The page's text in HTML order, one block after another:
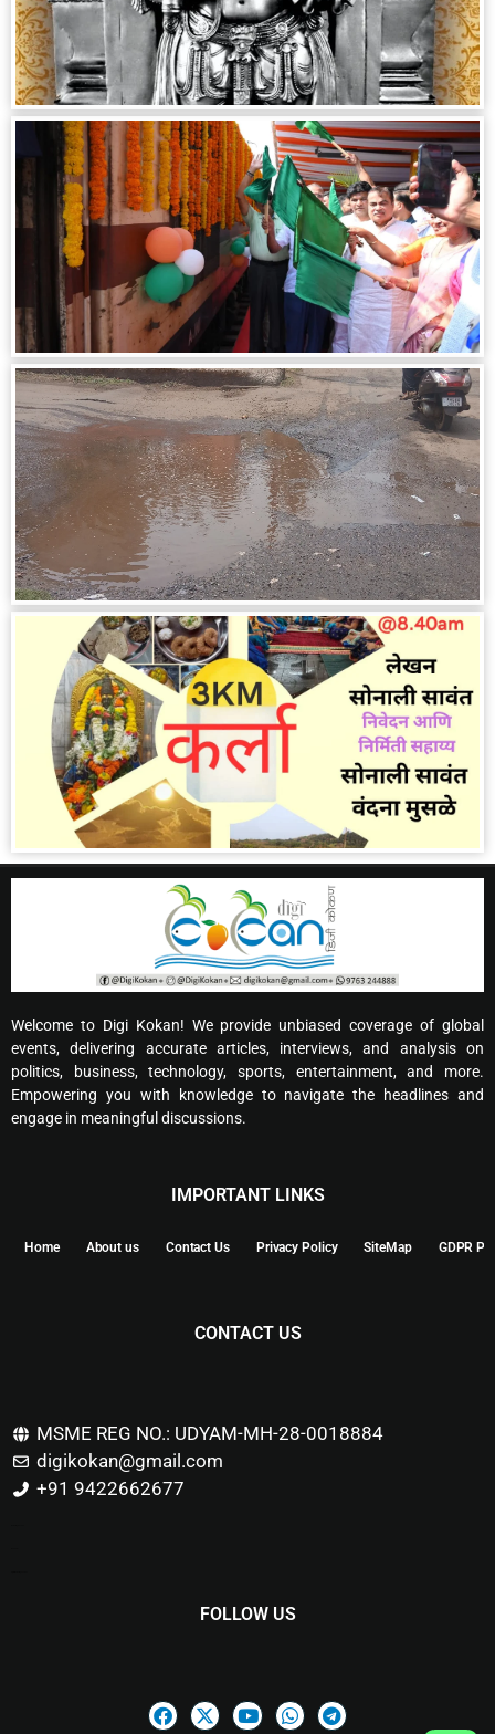
Welcome to Digi Kokan! We provide unbiased coverage of global
events, delivering accurate articles, interviews, and analysis on
politics, business, technology, sports, entertainment, and more.
Empowering you with knowledge to navigate the headlines and
engage in meaningful discussions.
IMPORTANT LINKS
Home About us Contact Us Privacy Policy SiteMap GDPR
CONTACT US
MSME REG NO.: UDYAM-MH-28-0018884
digikokan@gmail.com
+91 9422662677
FOLLOW US